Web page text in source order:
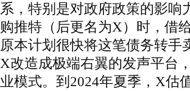
系，特别是对政府政策的影响
购推特（后更名为X）时，借
原本计划很快将这笔债务转
X改造成极端右翼的发声平台
业模式。到2024年夏季，X估